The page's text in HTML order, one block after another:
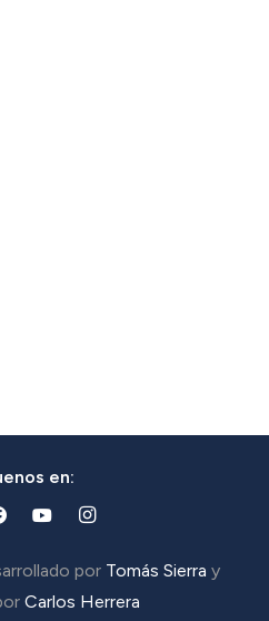
en:
por Tomás Sierra y
Carlos Herrera